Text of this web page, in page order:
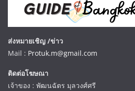
ส่งหมายเชิญ /ข่าว
Mail : Protuk.m@gmail.com
ติดต่อโฆษณา
เจ้าของ : พัฒนฉัตร มุลวงศ์ศรี